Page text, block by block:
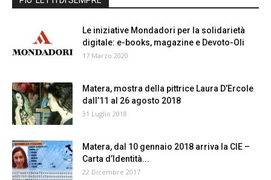
Le iniziative Mondadori per la solidarietà
digitale: e-books, magazine e Devoto-Oli
17 Marzo 2020
Matera, mostra della pittrice Laura D’Ercole
dall’11 al 26 agosto 2018
31 Luglio 2018
Matera, dal 10 gennaio 2018 arriva la CIE –
Carta d’Identità...
22 Dicembre 2017